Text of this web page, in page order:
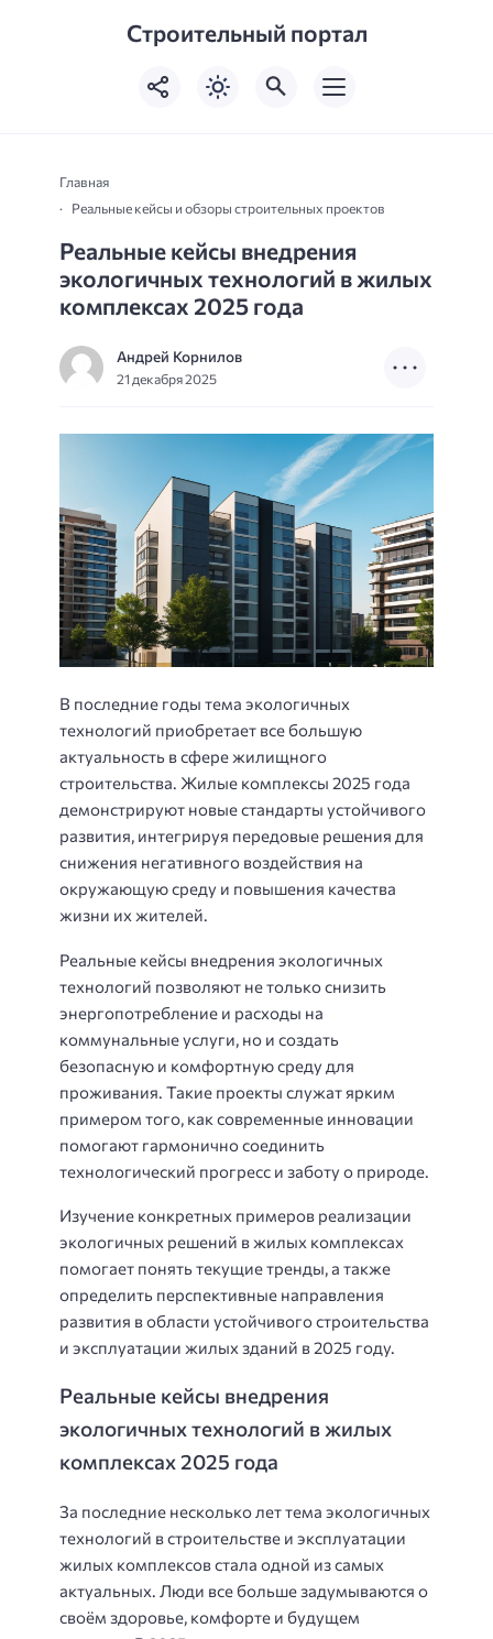
Строительный портал
Главная
Реальные кейсы и обзоры строительных проектов
Реальные кейсы внедрения
экологичных технологий в жилых
комплексах 2025 года
Андрей Корнилов
21 декабря 2025
В последние годы тема экологичных
технологий приобретает все большую
актуальность в сфере жилищного
строительства. Жилые комплексы 2025 года
демонстрируют новые стандарты устойчивого
развития, интегрируя передовые решения для
снижения негативного воздействия на
окружающую среду и повышения качества
жизни их жителей.
Реальные кейсы внедрения экологичных
технологий позволяют не только снизить
энергопотребление и расходы на
коммунальные услуги, но и создать
безопасную и комфортную среду для
проживания. Такие проекты служат ярким
примером того, как современные инновации
помогают гармонично соединить
технологический прогресс и заботу о природе.
Изучение конкретных примеров реализации
экологичных решений в жилых комплексах
помогает понять текущие тренды, а также
определить перспективные направления
развития в области устойчивого строительства
и эксплуатации жилых зданий в 2025 году.
Реальные кейсы внедрения
экологичных технологий в жилых
комплексах 2025 года
За последние несколько лет тема экологичных
технологий в строительстве и эксплуатации
жилых комплексов стала одной из самых
актуальных. Люди все больше задумываются о
своём здоровье, комфорте и будущем